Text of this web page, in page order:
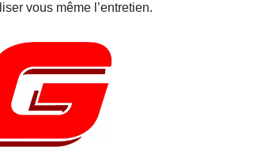
vous même l’entretien.